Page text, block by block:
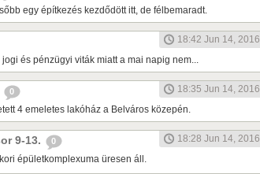
egy építkezés kezdődött itt, de félbemaradt.
18:42 Jun 14, 2016
és pénzügyi viták miatt a mai napig nem...
0
18:35 Jun 14, 2016
4 emeletes lakóház a Belváros közepén.
9-13. 0
18:28 Jun 14, 2016
épületkomplexuma üresen áll.